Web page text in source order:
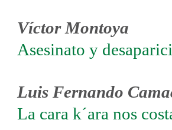
Víctor Montoya
Asesinato y
Luis Fernando
La cara k´ara nos